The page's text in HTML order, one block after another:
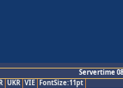
Servertime
UKR VIE FontSize:11pt